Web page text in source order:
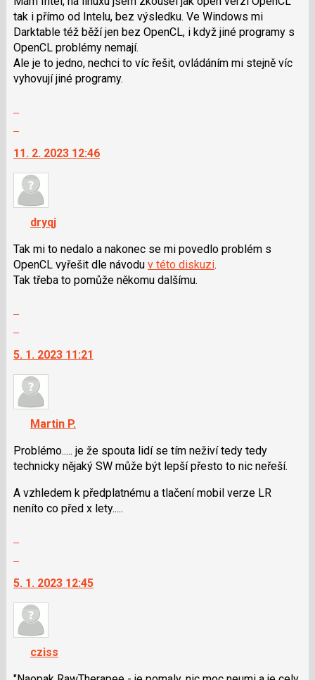
i
klávesy
N
pro
následující
nový
názor
tak i přímo od Intelu, bez výsledku. Ve Windows mi
Darktable též běží jen bez OpenCL, i když jiné programy s
OpenCL problémy nemají.
Ale je to jedno, nechci to víc řešit, ovládáním mi stejně víc
vyhovují jiné programy.
další
nový
názor.
navigaci
lze
použít
i
klávesy
P
pro
předchozí
nový
názor
11. 2. 2023 12:46
dryqj
Tak mi to nedalo a nakonec se mi povedlo problém s
OpenCL vyřešit dle návodu v této diskuzi.
Tak třeba to pomůže někomu dalšímu.
další
nový
názor.
navigaci
lze
použít
i
N
pro
předchozí
nový
názor
5. 1. 2023 11:21
Martin P.
Problémo..... je že spouta lidí se tím neživí tedy tedy
technicky nějaký SW může být lepší přesto to nic neřeší.
A vzhledem k předplatnému a tlačení mobil verze LR
neníto co před x lety.....
další
nový
názor.
navigaci
lze
použít
5. 1. 2023 12:45
cziss